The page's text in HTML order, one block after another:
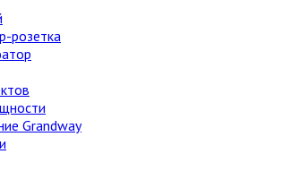
розетка
Grandway